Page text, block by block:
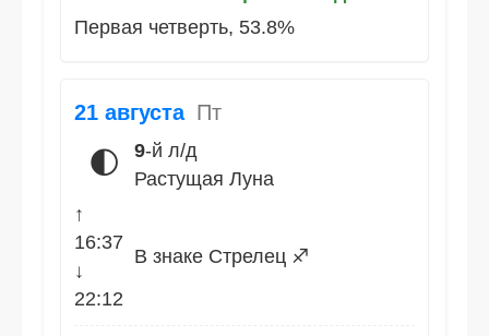
Первая четверть, 53.8%
21 августа Пт
🌓 9-й л/д
Растущая Луна
↑
16:37
↓
22:12
В знаке Стрелец ♐